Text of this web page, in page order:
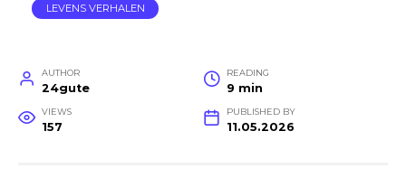
LEVENS VERHALEN
AUTHOR
24gute
READING
9 min
VIEWS
157
PUBLISHED BY
11.05.2026